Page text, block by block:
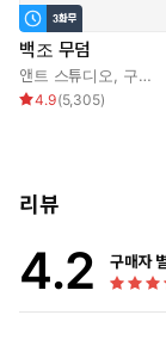
백조 무덤
앤트 스튜디오, 구물
4.9(5,305)
리뷰
4.2 구매자